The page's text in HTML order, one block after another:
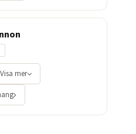
Visa mer